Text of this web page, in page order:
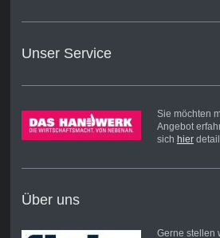
Unser Service
Sie möchten
Angebot
sich hier
Über uns
Gerne stellen